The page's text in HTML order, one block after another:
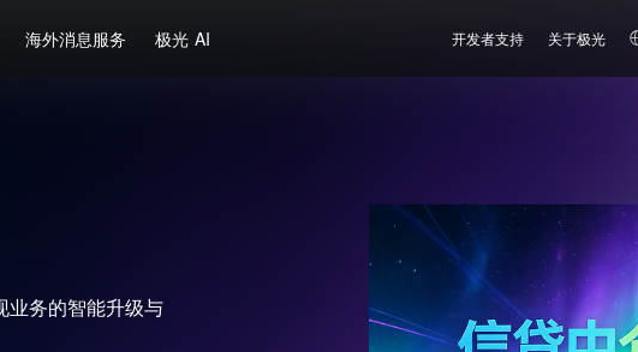
海外消息服务 极光 AI 开发者支持 关于极光
业务的智能升级与